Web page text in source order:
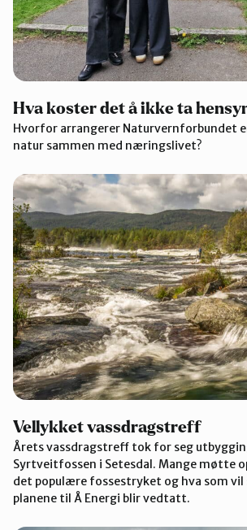
Hva koster det å ikke ta
Hvorfor arrangerer Naturvernforbundet
natur sammen med næringslivet?
Vellykket vassdragstreff
Årets vassdragstreff tok for seg
Syrtveitfossen i Setesdal. Mange møtte
det populære fossestryket og hva som vil
planene til Å Energi blir vedtatt.